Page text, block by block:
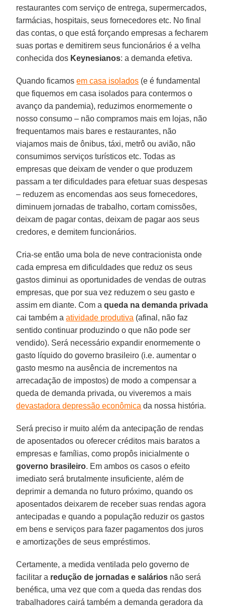
restaurantes com serviço de entrega, supermercados,
farmácias, hospitais, seus fornecedores etc. No final
das contas, o que está forçando empresas a fecharem
suas portas e demitirem seus funcionários é a velha
conhecida dos Keynesianos: a demanda efetiva.
Quando ficamosem casa isolados (e é fundamental
que fiquemos em casa isolados para contermos o
avanço da pandemia), reduzimos enormemente o
nosso consumo – não compramos mais em lojas, não
frequentamos mais bares e restaurantes, não
viajamos mais de ônibus, táxi, metrô ou avião, não
consumimos serviços turísticos etc. Todas as
empresas que deixam de vender o que produzem
passam a ter dificuldades para efetuar suas despesas
– reduzem as encomendas aos seus fornecedores,
diminuem jornadas de trabalho, cortam comissões,
deixam de pagar contas, deixam de pagar aos seus
credores, e demitem funcionários.
Cria-se então uma bola de neve contracionista onde
cada empresa em dificuldades que reduz os seus
gastos diminui as oportunidades de vendas de outras
empresas, que por sua vez reduzem o seu gasto e
assim em diante. Com a queda na demanda privada
cai também aatividade produtiva (afinal, não faz
sentido continuar produzindo o que não pode ser
vendido). Será necessário expandir enormemente o
gasto líquido do governo brasileiro (i.e. aumentar o
gasto mesmo na ausência de incrementos na
arrecadação de impostos) de modo a compensar a
queda de demanda privada, ou viveremos a mais
devastadora depressão econômica da nossa história.
Será preciso ir muito além da antecipação de rendas
de aposentados ou oferecer créditos mais baratos a
empresas e famílias, como propôs inicialmente o
governo brasileiro. Em ambos os casos o efeito
imediato será brutalmente insuficiente, além de
deprimir a demanda no futuro próximo, quando os
aposentados deixarem de receber suas rendas agora
antecipadas e quando a população reduzir os gastos
em bens e serviços para fazer pagamentos dos juros
e amortizações de seus empréstimos.
Certamente, a medida ventilada pelo governo de
facilitar a redução de jornadas e salários não será
benéfica, uma vez que com a queda das rendas dos
trabalhadores cairá também a demanda geradora da